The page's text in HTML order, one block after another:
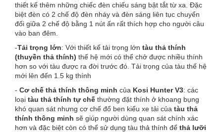
thiết kế thêm những chiếc đèn chiếu sáng bật tắt từ xa. Đặc
biệt đèn có 2 chế độ đèn nháy và đèn sáng liên tục chuyển
đổi giữa 2 chế độ bằng 1 nút ấn rất thích hợp cho người câu
vào ban đêm.
-Tải trọng lớn: Với thiết kế tải trọng lớn tàu thả thính
(thuyền thả thính) thế hệ mới có thể chở được nhiều thính
hơn so với tàu được ra đời trước đó. Tải trọng của tàu thế hệ
mới lên đến 1.5 kg thính
- Cơ chế thả thính thông minh của Kosi Hunter V3: các
loại tàu thả thính tự chế thường đặt thính ở khoang bụng
khó quan sát nhưng cơ chế đổ ben kiểu xe tải của tàu thả
thính thông minh sẽ giúp người dùng quan sát chính xác
hơn và đặc biệt còn có thể sử dụng tàu thả thính để thả lưỡi